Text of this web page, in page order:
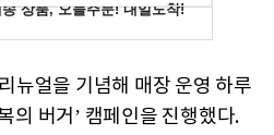
뉴얼을 기념해 매장 운영 하루
의 버거’ 캠페인을 진행했다.